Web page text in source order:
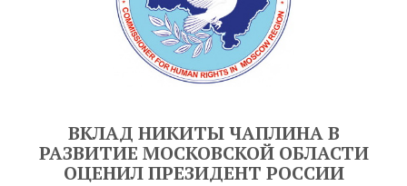
ВКЛАД НИКИТЫ ЧАПЛИНА В
РАЗВИТИЕ МОСКОВСКОЙ ОБЛАСТИ
ОЦЕНИЛ ПРЕЗИДЕНТ РОССИИ